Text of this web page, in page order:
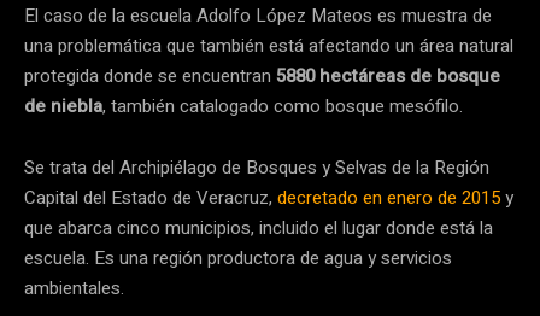
El caso de la escuela Adolfo López Mateos es muestra de
una problemática que también está afectando un área natural
protegida donde se encuentran 5880 hectáreas de bosque
de niebla, también catalogado como bosque mesófilo.
Se trata del Archipiélago de Bosques y Selvas de la Región
Capital del Estado de Veracruz, decretado en enero de 2015y
que abarca cinco municipios, incluido el lugar donde está la
escuela. Es una región productora de agua y servicios
ambientales.